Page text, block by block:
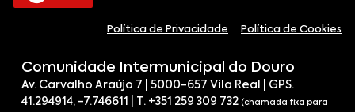
Política de Privacidade Política de Cookies
Comunidade Intermunicipal do Douro
Av. Carvalho Araújo 7 | 5000-657 Vila Real | GPS.
41.294914, -7.746611 | T. +351 259 309 732 (chamada fixa para